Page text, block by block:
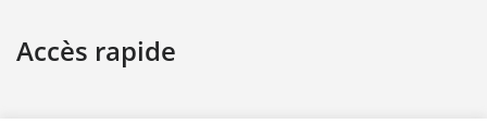
Accès rapide